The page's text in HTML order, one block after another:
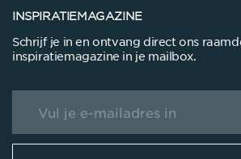
INSPIRATIEMAGAZINE
Schrijf je in en ontvang direct ons
inspiratiemagazine in je mailbox.